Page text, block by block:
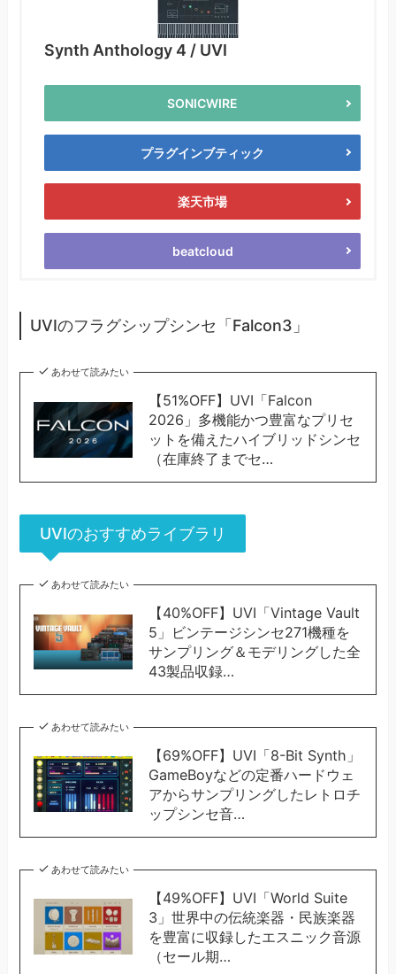
Synth Anthology 4 / UVI
SONICWIRE
プラグインブティック
楽天市場
beatcloud
UVIのフラグシップシンセ「Falcon3」
あわせて読みたい
【51%OFF】UVI「Falcon
2026」多機能かつ豊富なプリセ
ットを備えたハイブリッドシンセ
（在庫終了までセ…
UVIのおすすめライブラリ
あわせて読みたい
【40%OFF】UVI「Vintage Vault
5」ビンテージシンセ271機種を
サンプリング＆モデリングした全
43製品収録…
あわせて読みたい
【69%OFF】UVI「8-Bit Synth」
GameBoyなどの定番ハードウェ
アからサンプリングしたレトロチ
ップシンセ音…
あわせて読みたい
【49%OFF】UVI「World Suite
3」世界中の伝統楽器・民族楽器
を豊富に収録したエスニック音源
（セール期…